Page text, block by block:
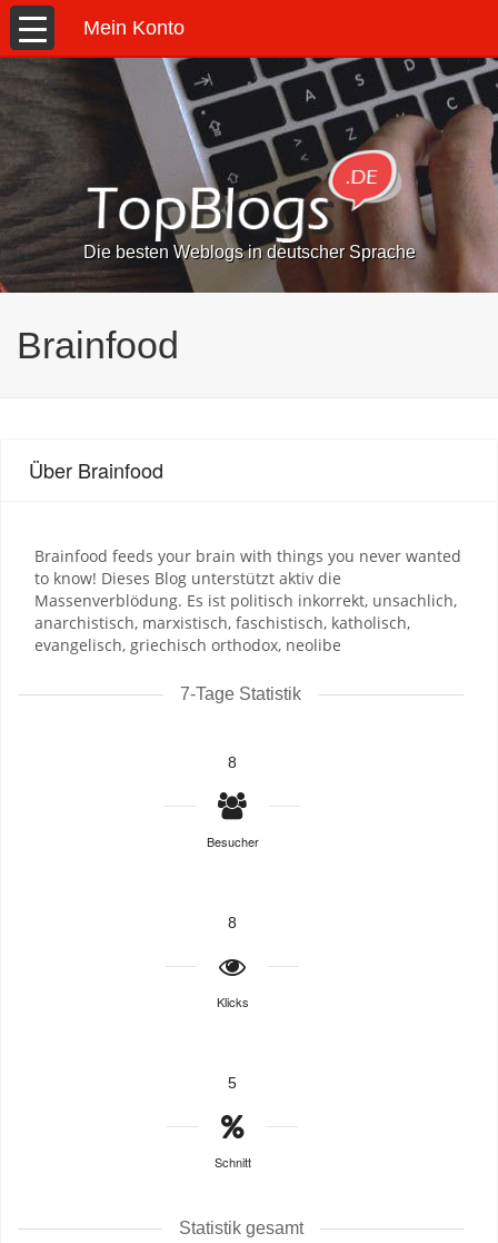
Mein Konto
Die besten Weblogs in deutscher Sprache
Brainfood
Über Brainfood
Brainfood feeds your brain with things you never wanted
to know! Dieses Blog unterstützt aktiv die
Massenverblödung. Es ist politisch inkorrekt, unsachlich,
anarchistisch, marxistisch, faschistisch, katholisch,
evangelisch, griechisch orthodox, neolibe
7-Tage Statistik
8
Besucher
8
Klicks
5
Schnitt
Statistik gesamt